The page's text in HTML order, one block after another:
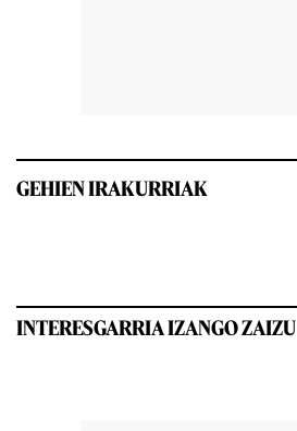
GEHIEN IRAKURRIAK
INTERESGARRIA IZANGO ZAIZU